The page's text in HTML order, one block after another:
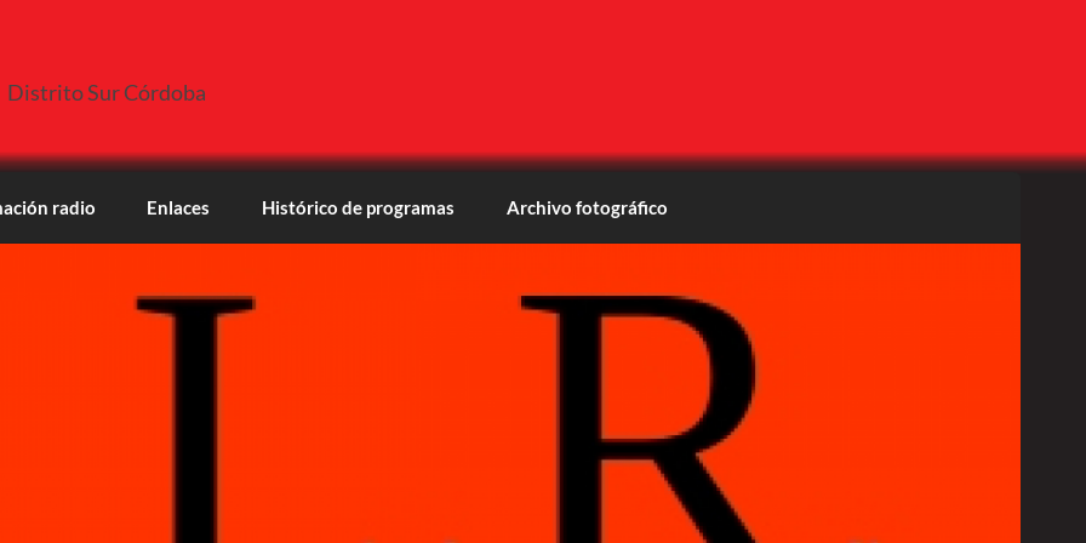
Distrito Sur Córdoba
radio Enlaces Histórico de programas Archivo fotográfico